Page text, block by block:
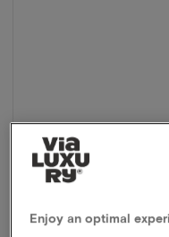
Kasteel
Enjoy an optimal